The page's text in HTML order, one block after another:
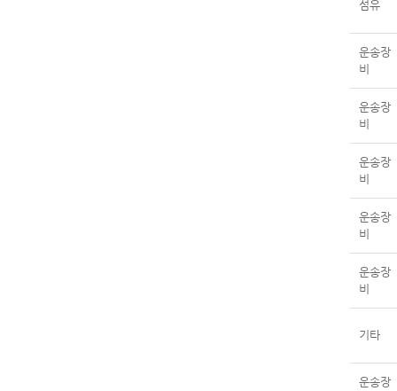
섬유
운송장
비
운송장
비
운송장
비
운송장
비
운송장
비
기타
운송장